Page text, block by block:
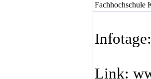
Fachhochschule
Link: